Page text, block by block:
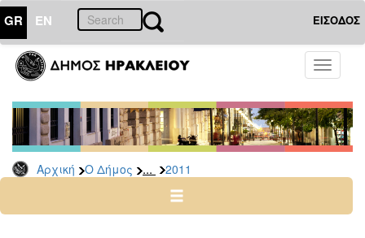
GR EN ΕΙΣΟΔΟΣ
Toggle
Αρχική Ο Δήμος ... 2011
ΔΗΜΟΣ
Δελτία
Τύπου
Αρχείο
2026
2024